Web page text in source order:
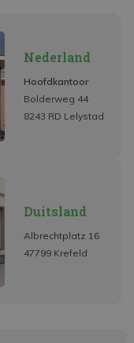
Nederland
Hoofdkantoor
Bolderweg 44
8243 RD Lelystad
Duitsland
Albrechtplatz 16
47799 Krefeld